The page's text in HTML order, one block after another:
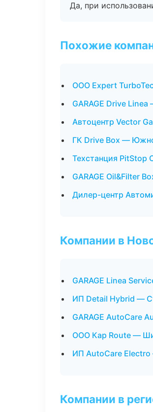
Да, при
Похожие
ООО Expert
GARAGE Drive
Автоцентр Vector
ГК Drive Box —
Техстанция PitStop
GARAGE Oil&Filter
Дилер-центр
Компании в
GARAGE Linea
ИП Detail Hybrid —
GARAGE AutoCare
ООО Кар Route —
ИП AutoCare Electro
Компании в